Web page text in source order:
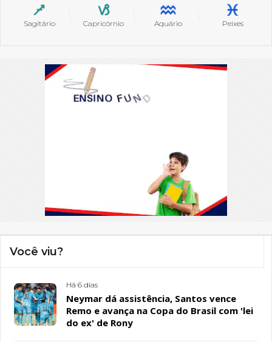
Sagitário Capricórnio Aquário Peixes
Você viu?
Há 6 dias
Neymar dá assistência, Santos vence
Remo e avança na Copa do Brasil com 'lei
do ex' de Rony